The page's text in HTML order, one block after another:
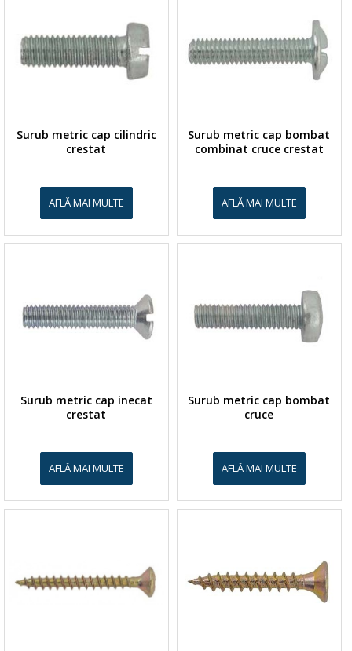
Surub metric cap cilindric
crestat
AFLĂ MAI MULTE
Surub metric cap bombat
combinat cruce crestat
AFLĂ MAI MULTE
Surub metric cap inecat
crestat
AFLĂ MAI MULTE
Surub metric cap bombat
cruce
AFLĂ MAI MULTE